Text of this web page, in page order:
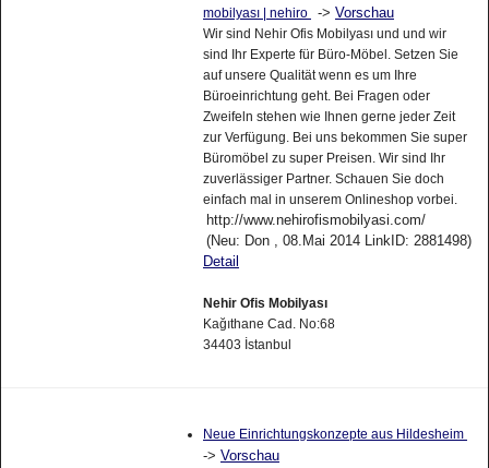
mobilyası | nehiro
-> Vorschau
Wir sind Nehir Ofis Mobilyası und und wir
sind Ihr Experte für Büro-Möbel. Setzen Sie
auf unsere Qualität wenn es um Ihre
Büroeinrichtung geht. Bei Fragen oder
Zweifeln stehen wie Ihnen gerne jeder Zeit
zur Verfügung. Bei uns bekommen Sie super
Büromöbel zu super Preisen. Wir sind Ihr
zuverlässiger Partner. Schauen Sie doch
einfach mal in unserem Onlineshop vorbei.
http://www.nehirofismobilyasi.com/
(Neu: Don , 08.Mai 2014 LinkID: 2881498)
Detail
Nehir Ofis Mobilyası
Kağıthane Cad. No:68
34403 İstanbul
Neue Einrichtungskonzepte aus Hildesheim
-> Vorschau